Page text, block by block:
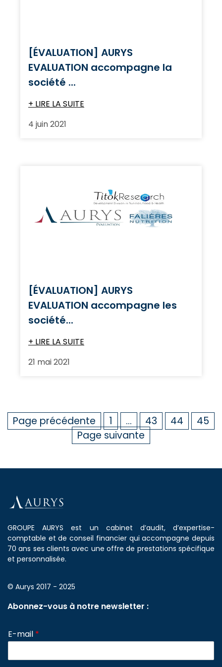
[ÉVALUATION] AURYS
EVALUATION accompagne la
société ...
+ LIRE LA SUITE
4 juin 2021
[ÉVALUATION] AURYS
EVALUATION accompagne les
société...
+ LIRE LA SUITE
21 mai 2021
Page précédente 1 … 43 44
45
Page suivante
GROUPE AURYS est un cabinet d’audit, d’expertise-
comptable et de conseil financier qui accompagne depuis
70 ans ses clients avec une offre de prestations spécifique
et personnalisée.
© Aurys 2017 - 2025
Abonnez-vous à notre newsletter :
E-mail *